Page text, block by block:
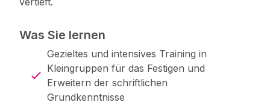
Was Sie lernen
Gezieltes und intensives Training in
Kleingruppen für das Festigen und
Erweitern der schriftlichen
Grundkenntnisse